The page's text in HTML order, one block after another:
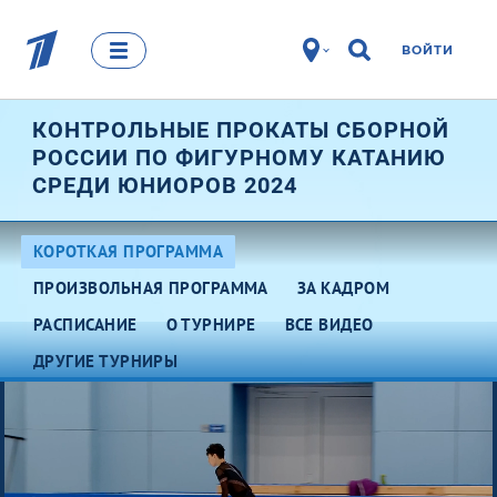
ВОЙТИ
КОНТРОЛЬНЫЕ ПРОКАТЫ СБОРНОЙ
РОССИИ ПО ФИГУРНОМУ КАТАНИЮ
СРЕДИ ЮНИОРОВ 2024
КОРОТКАЯ ПРОГРАММА
ПРОИЗВОЛЬНАЯ ПРОГРАММА
ЗА КАДРОМ
РАСПИСАНИЕ
О ТУРНИРЕ
ВСЕ ВИДЕО
ДРУГИЕ ТУРНИРЫ